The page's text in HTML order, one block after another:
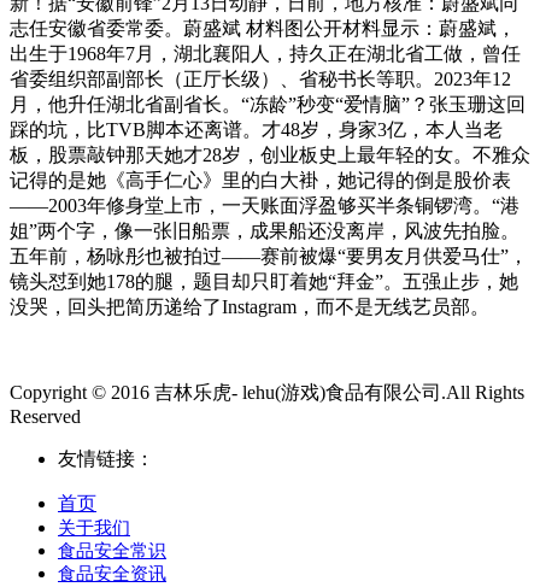
志任安徽省委常委。蔚盛斌 材料图公开材料显示：蔚盛斌，
出生于1968年7月，湖北襄阳人，持久正在湖北省工做，曾任
省委组织部副部长（正厅长级）、省秘书长等职。2023年12
月，他升任湖北省副省长。“冻龄”秒变“爱情脑”？张玉珊这回
踩的坑，比TVB脚本还离谱。才48岁，身家3亿，本人当老
板，股票敲钟那天她才28岁，创业板史上最年轻的女。不雅众
记得的是她《高手仁心》里的白大褂，她记得的倒是股价表
——2003年修身堂上市，一天账面浮盈够买半条铜锣湾。“港
姐”两个字，像一张旧船票，成果船还没离岸，风波先拍脸。
五年前，杨咏彤也被拍过——赛前被爆“要男友月供爱马仕”，
镜头怼到她178的腿，题目却只盯着她“拜金”。五强止步，她
没哭，回头把简历递给了Instagram，而不是无线艺员部。
Copyright © 2016 吉林乐虎- lehu(游戏)食品有限公司.All Rights
Reserved
友情链接：
首页
关于我们
食品安全常识
食品安全资讯